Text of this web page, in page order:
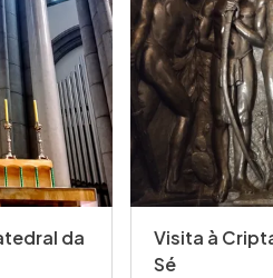
da
Visita à
Sé